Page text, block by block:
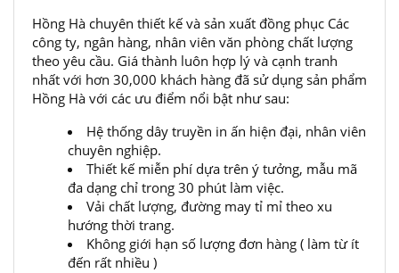
Hồng Hà chuyên thiết kế và sản xuất đồng phục Các
công ty, ngân hàng, nhân viên văn phòng chất lượng
theo yêu cầu. Giá thành luôn hợp lý và cạnh tranh
nhất với hơn 30,000 khách hàng đã sử dụng sản phẩm
Hồng Hà với các ưu điểm nổi bật như sau:
Hệ thống dây truyền in ấn hiện đại, nhân viên
chuyên nghiệp.
Thiết kế miễn phí dựa trên ý tưởng, mẫu mã
đa dạng chỉ trong 30 phút làm việc.
Vải chất lượng, đường may tỉ mỉ theo xu
hướng thời trang.
Không giới hạn số lượng đơn hàng ( làm từ ít
đến rất nhiều )